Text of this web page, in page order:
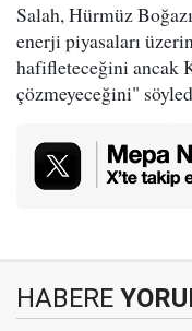
Salah, Hürmüz
enerji piyasaları
hafifleteceğini ancak
çözmeyeceğini"
HABERE